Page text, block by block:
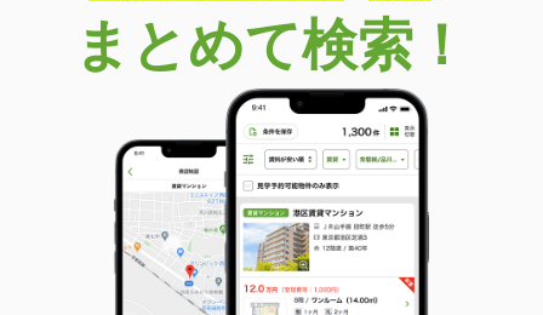
まとめて検索！